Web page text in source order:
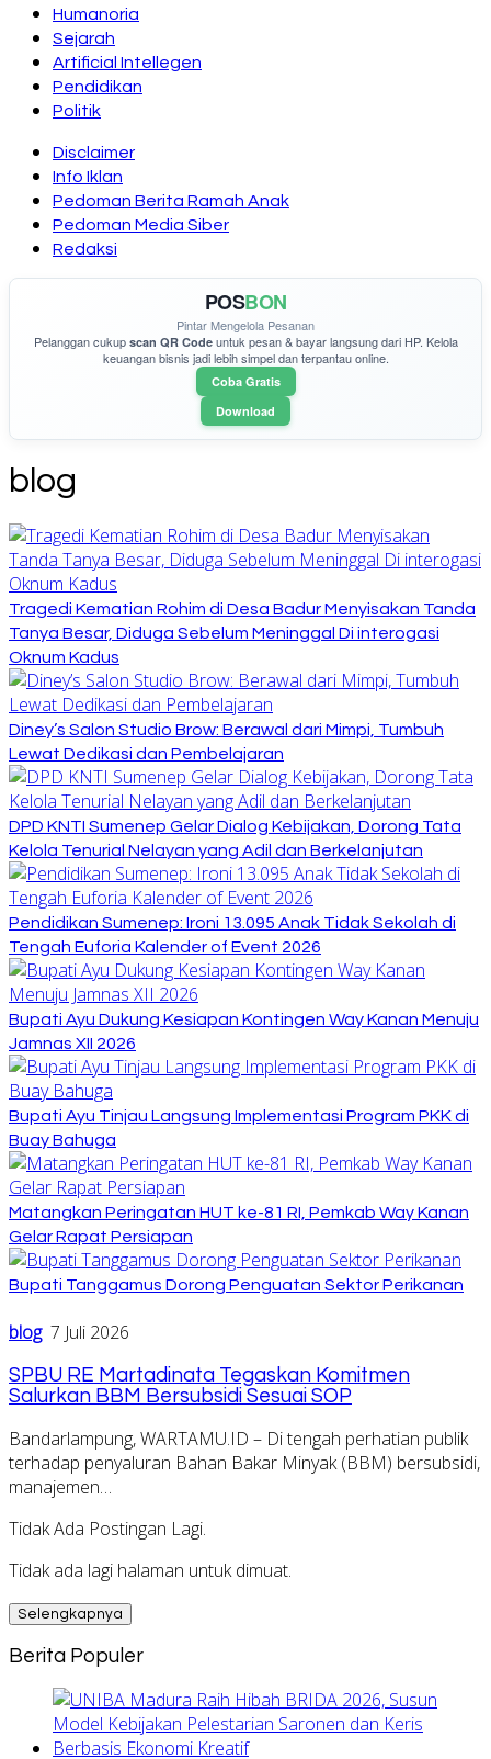
Humanoria
Sejarah
Artificial Intellegen
Pendidikan
Politik
Disclaimer
Info Iklan
Pedoman Berita Ramah Anak
Pedoman Media Siber
Redaksi
POSBON
Pintar Mengelola Pesanan
Pelanggan cukup scan QR Codeuntuk pesan & bayar langsung dari HP. Kelola
keuangan bisnis jadi lebih simpel dan terpantau online.
Coba Gratis
Download
blog
Tragedi Kematian Rohim di Desa Badur Menyisakan Tanda
Tanya Besar, Diduga Sebelum Meninggal Di interogasi
Oknum Kadus
Diney’s Salon Studio Brow: Berawal dari Mimpi, Tumbuh
Lewat Dedikasi dan Pembelajaran
DPD KNTI Sumenep Gelar Dialog Kebijakan, Dorong Tata
Kelola Tenurial Nelayan yang Adil dan Berkelanjutan
Pendidikan Sumenep: Ironi 13.095 Anak Tidak Sekolah di
Tengah Euforia Kalender of Event 2026
Bupati Ayu Dukung Kesiapan Kontingen Way Kanan Menuju
Jamnas XII 2026
Bupati Ayu Tinjau Langsung Implementasi Program PKK di
Buay Bahuga
Matangkan Peringatan HUT ke-81 RI, Pemkab Way Kanan
Gelar Rapat Persiapan
Bupati Tanggamus Dorong Penguatan Sektor Perikanan
blog 7 Juli 2026
SPBU RE Martadinata Tegaskan Komitmen
Salurkan BBM Bersubsidi Sesuai SOP
Bandarlampung, WARTAMU.ID – Di tengah perhatian publik
terhadap penyaluran Bahan Bakar Minyak (BBM) bersubsidi,
manajemen…
Tidak Ada Postingan Lagi.
Tidak ada lagi halaman untuk dimuat.
Selengkapnya
Berita Populer